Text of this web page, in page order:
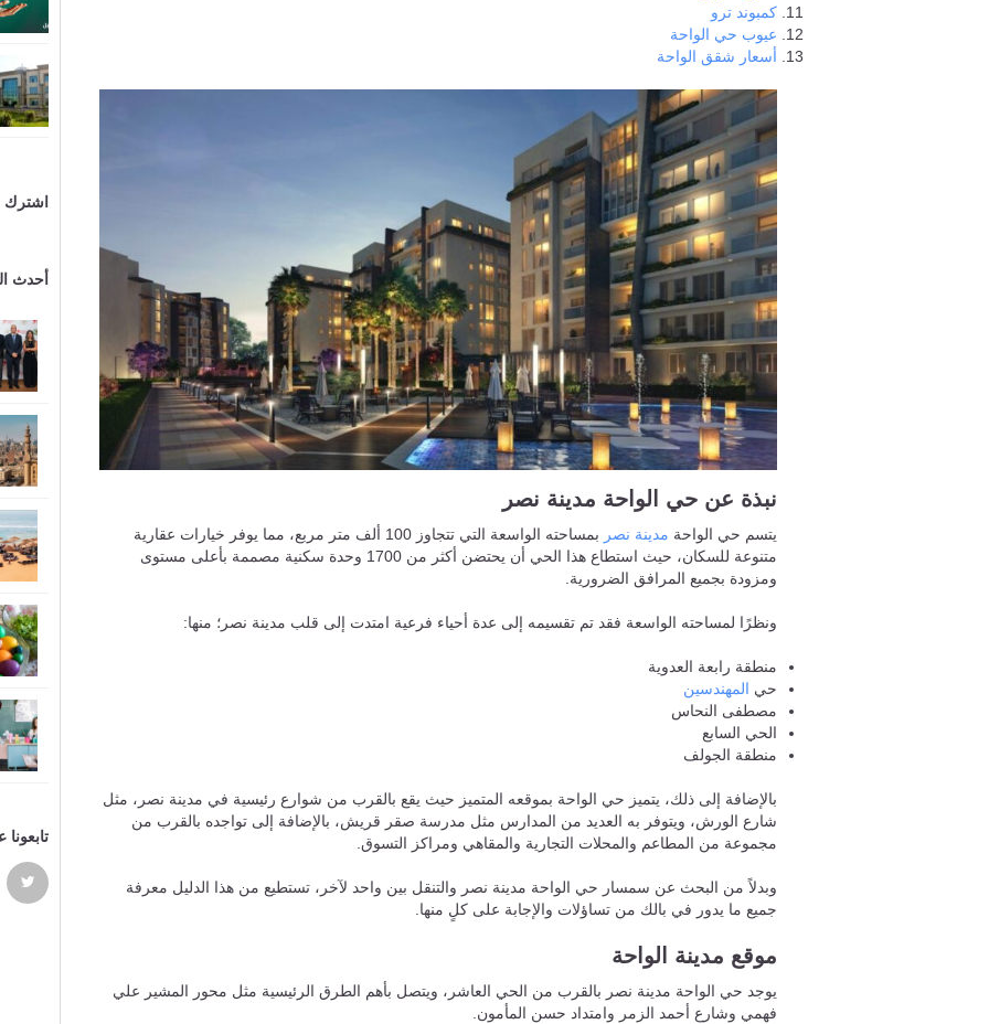
كمبوند ترو
عيوب حي الواحة
أسعار شقق الواحة
نبذة عن حي الواحة مدينة نصر
يتسم حي الواحة مدينة نصر
بمساحته الواسعة التي تتجاوز 100 ألف متر مربع، مما يوفر خيارات عقارية
متنوعة للسكان، حيث استطاع هذا الحي أن يحتضن أكثر من 1700 وحدة سكنية مصممة بأعلى مستوى
ومزودة بجميع المرافق الضرورية.
ونظرًا لمساحته الواسعة فقد تم تقسيمه إلى عدة أحياء فرعية امتدت إلى قلب مدينة نصر؛ منها:
منطقة رابعة العدوية
حي المهندسين
مصطفى النحاس
الحي السابع
منطقة الجولف
بالإضافة إلى ذلك، يتميز حي الواحة بموقعه المتميز حيث يقع بالقرب من شوارع رئيسية في مدينة نصر، مثل
شارع الورش، ويتوفر به العديد من المدارس مثل مدرسة صقر قريش، بالإضافة إلى تواجده بالقرب من
مجموعة من المطاعم والمحلات التجارية والمقاهي ومراكز التسوق.
وبدلاً من البحث عن سمسار حي الواحة مدينة نصر والتنقل بين واحد لآخر، تستطيع من هذا الدليل معرفة
جميع ما يدور في بالك من تساؤلات والإجابة على كلٍ منها.
موقع مدينة الواحة
يوجد حي الواحة مدينة نصر بالقرب من الحي العاشر، ويتصل بأهم الطرق الرئيسية مثل محور المشير علي
فهمي وشارع أحمد الزمر وامتداد حسن المأمون.
اشترك
أحدث